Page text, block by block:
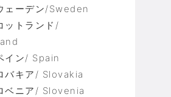
ェーデン/Sweden
ットランド/
イン/ Spain
バキア/ Slovakia
ベニア/ Slovenia